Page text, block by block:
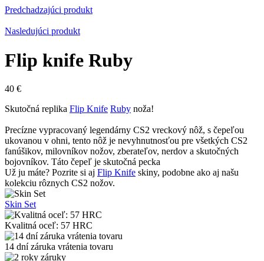
Predchadzajúci produkt
Nasledujúci produkt
Flip knife Ruby
40 €
Skutočná replika Flip Knife Ruby noža!
Precízne vypracovaný legendárny CS2 vreckový nôž, s čepeľou
ukovanou v ohni, tento nôž je nevyhnutnosťou pre všetkých CS2
fanúšikov, milovníkov nožov, zberateľov, nerdov a skutočných
bojovníkov. Táto čepeľ je skutočná pecka
Už ju máte? Pozrite si aj Flip Knife skiny, podobne ako aj našu
kolekciu rôznych CS2 nožov.
Skin Set
Kvalitná oceľ: 57 HRC
14 dní záruka vrátenia tovaru